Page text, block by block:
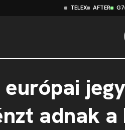
TELEX AFTER G7
adnak